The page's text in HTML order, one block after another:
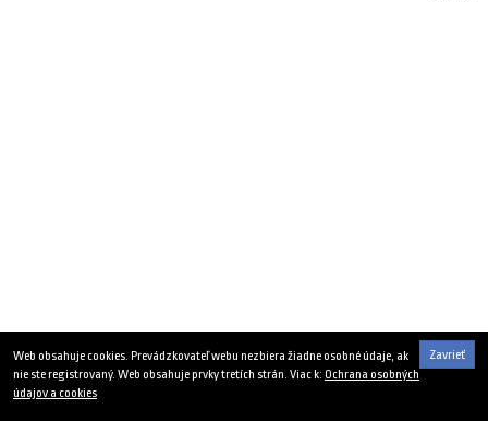
Zavrieť
Web obsahuje cookies. Prevádzkovateľ webu nezbiera žiadne osobné údaje, ak
nie ste registrovaný. Web obsahuje prvky tretích strán. Viac k: Ochrana osobných
údajov a cookies